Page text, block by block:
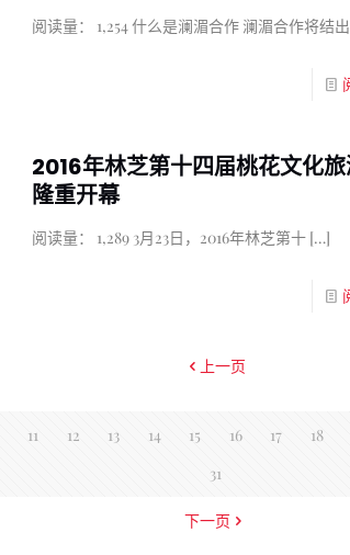
阅读量： 1,254 什么是澜湄合作 澜湄合作将结出
2016年林芝第十四届桃花文化
隆重开幕
阅读量： 1,289 3月23日，2016年林芝第十[…]
上一页
11 12 13 14 15 16 17 18
31
下一页